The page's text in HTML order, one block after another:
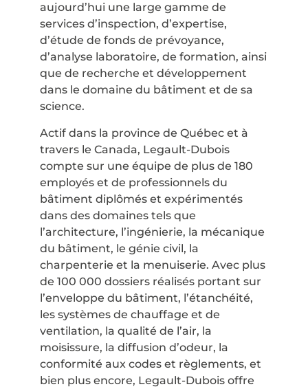
aujourd’hui une large gamme de
services d’inspection, d’expertise,
d’étude de fonds de prévoyance,
d’analyse laboratoire, de formation, ainsi
que de recherche et développement
dans le domaine du bâtiment et de sa
science.
Actif dans la province de Québec et à
travers le Canada, Legault-Dubois
compte sur une équipe de plus de 180
employés et de professionnels du
bâtiment diplômés et expérimentés
dans des domaines tels que
l’architecture, l’ingénierie, la mécanique
du bâtiment, le génie civil, la
charpenterie et la menuiserie. Avec plus
de 100 000 dossiers réalisés portant sur
l’enveloppe du bâtiment, l’étanchéité,
les systèmes de chauffage et de
ventilation, la qualité de l’air, la
moisissure, la diffusion d’odeur, la
conformité aux codes et règlements, et
bien plus encore, Legault-Dubois offre